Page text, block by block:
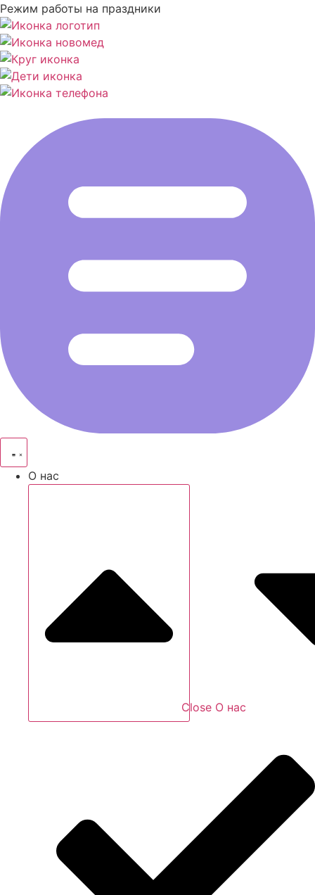
Режим работы на праздники
О нас
Close О нас